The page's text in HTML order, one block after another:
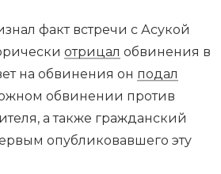
факт встречи с Асукой
отрицал обвинения в
на обвинения он подал
обвинении против
а также гражданский
опубликовавшего эту